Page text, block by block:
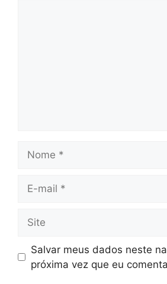
mail
Salvar meus dados neste
próxima vez que eu